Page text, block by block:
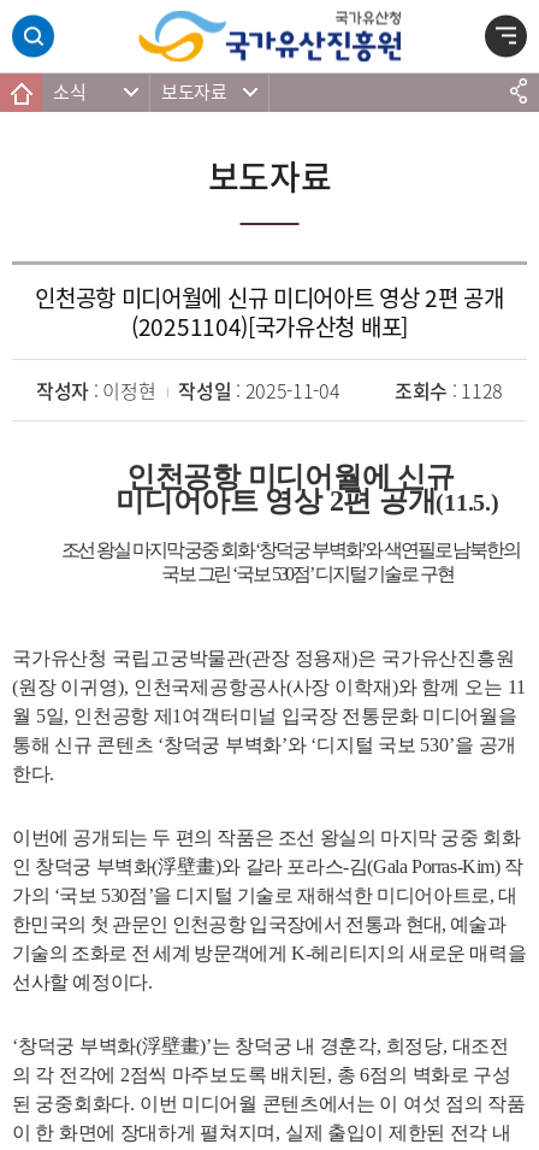
본문 바로가기
주메뉴 바로가기
하단 바로가기
소식 보도자료
보도자료
인천공항 미디어월에 신규 미디어아트 영상 2편 공개
(20251104)[국가유산청 배포]
작성자 : 이정현 작성일 : 2025-11-04 조회수 : 1128
인천공항 미디어월에 신규
미디어아트 영상2편 공개(11.5.)
조선 왕실 마지막 궁중 회화‘창덕궁 부벽화’와 색연필로 남북한의
국보 그린‘국보 530점’디지털 기술로 구현
국가유산청 국립고궁박물관(관장 정용재)은 국가유산진흥원
(원장 이귀영), 인천국제공항공사(사장 이학재)와 함께 오는 11
월 5일, 인천공항 제 1 여객터미널 입국장 전통문화 미디어월을
통해 신규 콘텐츠 ‘창덕궁 부벽화’와 ‘디지털 국보 530’을 공개
한다.
이번에 공개되는 두 편의 작품은 조선 왕실의 마지막 궁중 회화
인 창덕궁 부벽화(浮壁畫)와 갈라 포라스-김(Gala Porras-Kim) 작
가의 ‘국보 530점’을 디지털 기술로 재해석한 미디어아트로,대
한민국의 첫 관문인 인천공항 입국장에서 전통과 현대, 예술과
기술의 조화로 전 세계 방문객에게K-헤리티지의 새로운 매력을
선사할 예정이다.
‘창덕궁 부벽화(浮壁畫)’는 창덕궁 내 경훈각, 희정당, 대조전
의 각 전각에 2점씩 마주보도록 배치된 , 총6점의 벽화로 구성
된 궁중회화다. 이번 미디어월 콘텐츠에서는 이 여섯 점의 작품
이
한 화면에 장대하게 펼쳐지며 , 실제 출입이 제한된 전각 내